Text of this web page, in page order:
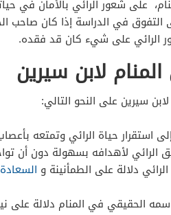
على شعور الرائي بالأمان في
في الدراسة إذا كان صاحب
الرائي على شيء كان قد فقده.
لابن سيرين
سيرين على النحو التالي:
استقرار حياة الرائي وتمتعه
الرائي لأهدافه بسهولة دون أن
دلالة على الطمأنينة و السعادة
الحقيقي في المنام دلالة على